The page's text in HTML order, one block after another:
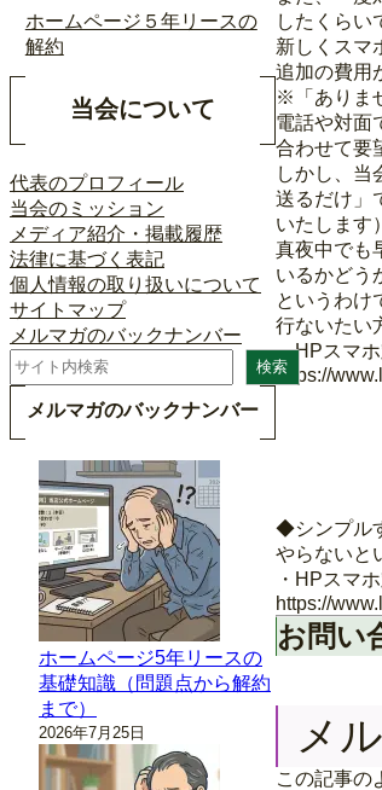
したくらい
新しくスマ
追加の費用
※「ありま
電話や対面
合わせて要
しかし、当
送るだけ」
いたします）
真夜中でも
いるかどう
というわけ
行ないたい
・HPスマ
https://
◆シンプル
やらないと
・HPスマ
https://
お問い
メ
この記事の
ホームページ５年リースの
解約
当会について
代表のプロフィール
当会のミッション
メディア紹介・掲載履歴
法律に基づく表記
個人情報の取り扱いについて
サイトマップ
メルマガのバックナンバー
検
索
検索
メルマガのバックナンバー
ホームページ5年リースの
基礎知識（問題点から解約
まで）
2026年7月25日